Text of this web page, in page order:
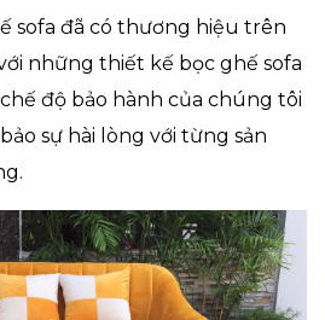
sofa đã có thương hiệu trên
những thiết kế bọc ghế sofa
độ bảo hành của chúng tôi
sự hài lòng với từng sản